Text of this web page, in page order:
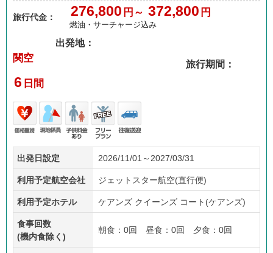
旅行代金： 276,800 円～ 372,800 円
燃油・サーチャージ込み
出発地：
関空
旅行期間：
6 日間
価格
重視
現地
係員
子供
あり
フリ
ープ
ラン
往復
送迎
出発日設定 2026/11/01～2027/03/31
利用予定航空会社 ジェットスター航空(直行便)
利用予定ホテル ケアンズ クイーンズ コート(ケアンズ)
食事回数
(機内食除く)
朝食：0回 昼食：0回 夕食：0回